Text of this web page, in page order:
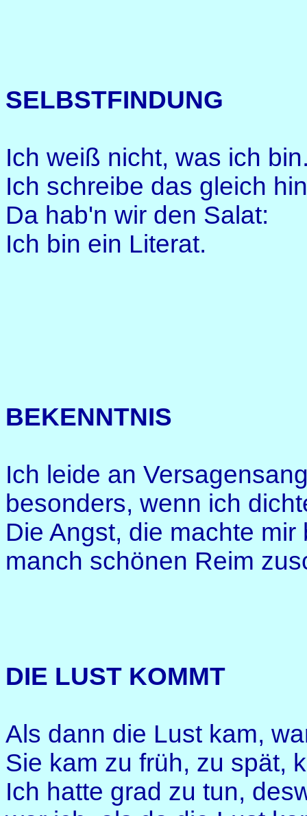
SELBSTFINDUNG
Ich weiß nicht, was ich
Ich schreibe das gleich
Da hab'n wir den Salat:
Ich bin ein Literat.
BEKENNTNIS
Ich leide an
besonders, wenn ich
Die Angst, die machte mir
manch schönen Reim
DIE LUST KOMMT
Als dann die Lust kam,
Sie kam zu früh, zu spät,
Ich hatte grad zu tun,